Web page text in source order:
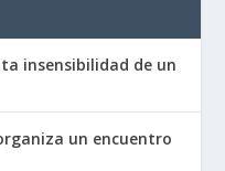
insensibilidad de un
un encuentro